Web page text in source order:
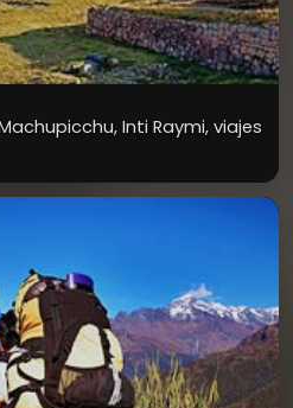
Inti Raymi, viajes